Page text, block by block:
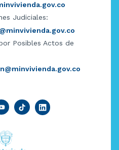
Judiciales:
Posibles Actos de